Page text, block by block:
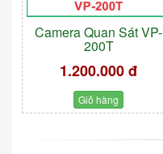
Camera Quan Sát VP-
200T
1.200.000 đ
Giỏ hàng